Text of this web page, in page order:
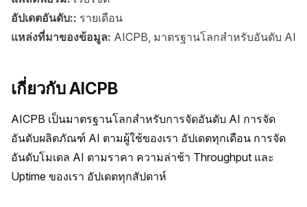
อัปเดตอันดับ:: รายเดือน
แหล่งที่มาของข้อมูล: AICPB, มาตรฐานโลกสำหรับอันดับ AI
เกี่ยวกับ AICPB
AICPB เป็นมาตรฐานโลกสำหรับการจัดอันดับ AI การจัด
อันดับผลิตภัณฑ์ AI ตามผู้ใช้ของเรา อัปเดตทุกเดือน การจัด
อันดับโมเดล AI ตามราคา ความล่าช้า Throughput และ
Uptime ของเรา อัปเดตทุกสัปดาห์